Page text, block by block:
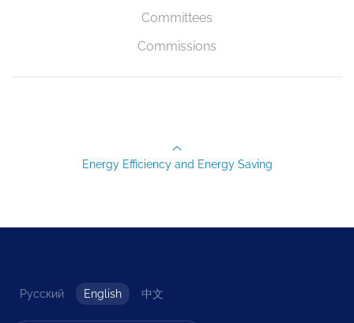
Committees
Commissions
Energy Efficiency and Energy Saving
Русский English 中文